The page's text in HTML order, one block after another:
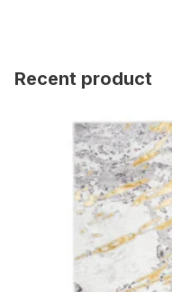
Recent product